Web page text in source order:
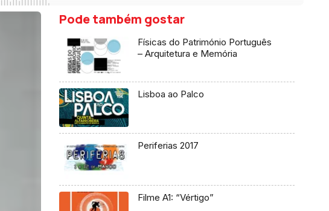
Pode também gostar
Físicas do Património Português
– Arquitetura e Memória
Lisboa ao Palco
Periferias 2017
Filme A1: “Vértigo”